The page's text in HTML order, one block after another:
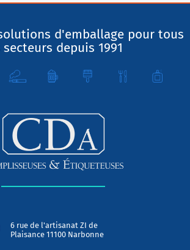
d'emballage pour tous
secteurs depuis 1991
6 rue de l'artisanat ZI de
Plaisance 11100 Narbonne